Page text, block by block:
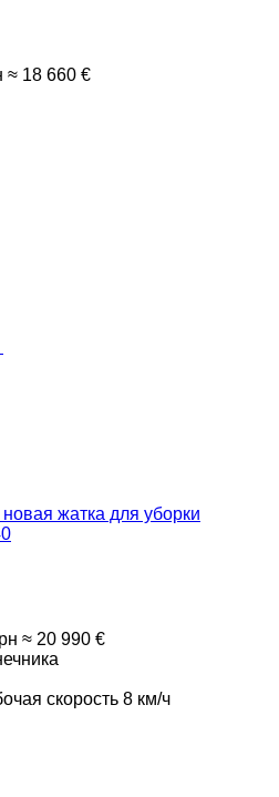
≈ 18 660 €
новая жатка для уборки
≈ 20 990 €
скорость 8 км/ч